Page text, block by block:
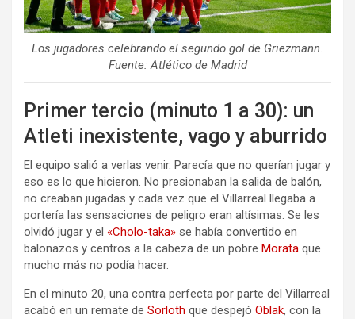
Los jugadores celebrando el segundo gol de Griezmann.
Fuente: Atlético de Madrid
Primer tercio (minuto 1 a 30): un
Atleti inexistente, vago y aburrido
El equipo salió a verlas venir. Parecía que no querían jugar y
eso es lo que hicieron. No presionaban la salida de balón,
no creaban jugadas y cada vez que el Villarreal llegaba a
portería las sensaciones de peligro eran altísimas. Se les
olvidó jugar y el «Cholo-taka» se había convertido en
balonazos y centros a la cabeza de un pobre Morata que
mucho más no podía hacer.
En el minuto 20, una contra perfecta por parte del Villarreal
acabó en un remate de Sorloth que despejó Oblak, con la